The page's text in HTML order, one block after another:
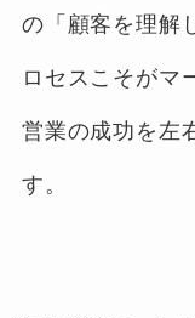
の「顧客を理解
ロセスこそがマ
営業の成功を左
す。